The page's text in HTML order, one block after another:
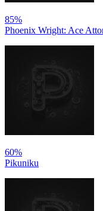
85%
Phoenix Wright: Ace
60%
Pikuniku